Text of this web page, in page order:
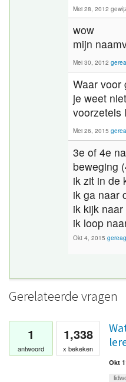
Mei 28, 2012
wow
mijn
Mei 30, 2012
Waar voor
je weet
voorzetels
Mei 26, 2015
3e of 4e
beweging
ik zit in de
ik ga naar
ik kijk
ik loop
Okt 4, 2015
Gerelateerde vragen
1
antwoord
1,338
x bekeken
Okt